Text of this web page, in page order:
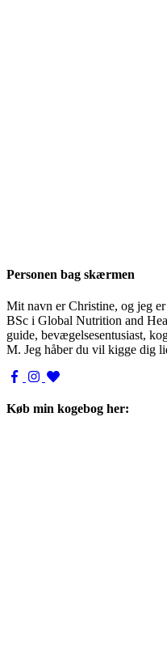
Personen bag skærmen
Mit navn er Christine, og jeg
BSc i Global Nutrition and
guide, bevægelsesentusiast,
M. Jeg håber du vil kigge dig
Køb min kogebog her: